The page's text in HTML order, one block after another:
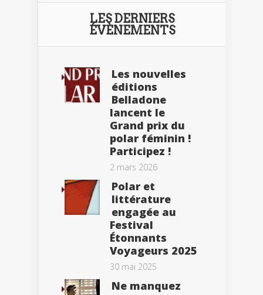
LES DERNIERS
ÉVÈNEMENTS
Les nouvelles
éditions
Belladone
lancent le
Grand prix du
polar féminin !
Participez !
2 mars 2026
Polar et
littérature
engagée au
Festival
Étonnants
Voyageurs 2025
30 mai 2025
Ne manquez